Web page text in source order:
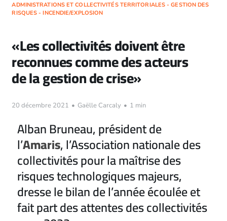
ADMINISTRATIONS ET COLLECTIVITÉS TERRITORIALES - GESTION DES
RISQUES - INCENDIE/EXPLOSION
«Les collectivités doivent être
reconnues comme des acteurs
de la gestion de crise»
20 décembre 2021 • Gaëlle Carcaly • 1 min
Alban Bruneau, président de
l’Amaris, l’Association nationale des
collectivités pour la maîtrise des
risques technologiques majeurs,
dresse le bilan de l’année écoulée et
fait part des attentes des collectivités